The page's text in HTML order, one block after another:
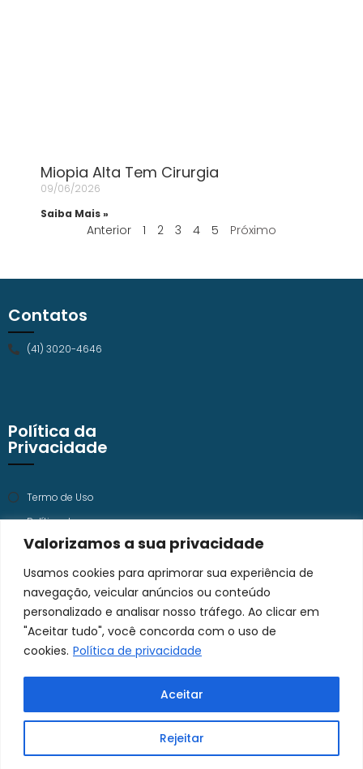
Valorizamos a sua privacidade
Usamos cookies para aprimorar sua experiência de
navegação, veicular anúncios ou conteúdo
personalizado e analisar nosso tráfego. Ao clicar em
"Aceitar tudo", você concorda com o uso de
cookies. Política de privacidade
Rejeitar
Aceitar
Miopia Alta Tem Cirurgia
09/06/2026
Saiba Mais »
Anterior 1 2 3 4 5 Próximo
Política da
Privacidade
Termo de Uso
Política de
Privacidade
Contatos
(41) 3020-4646
Técnico: Dr. Hamilton Moreira CRM 9.388 | RQE 2.872
CORONEL DULCIDIO OFTALMOLOGIA LTDA - 04.684.654/0006-47